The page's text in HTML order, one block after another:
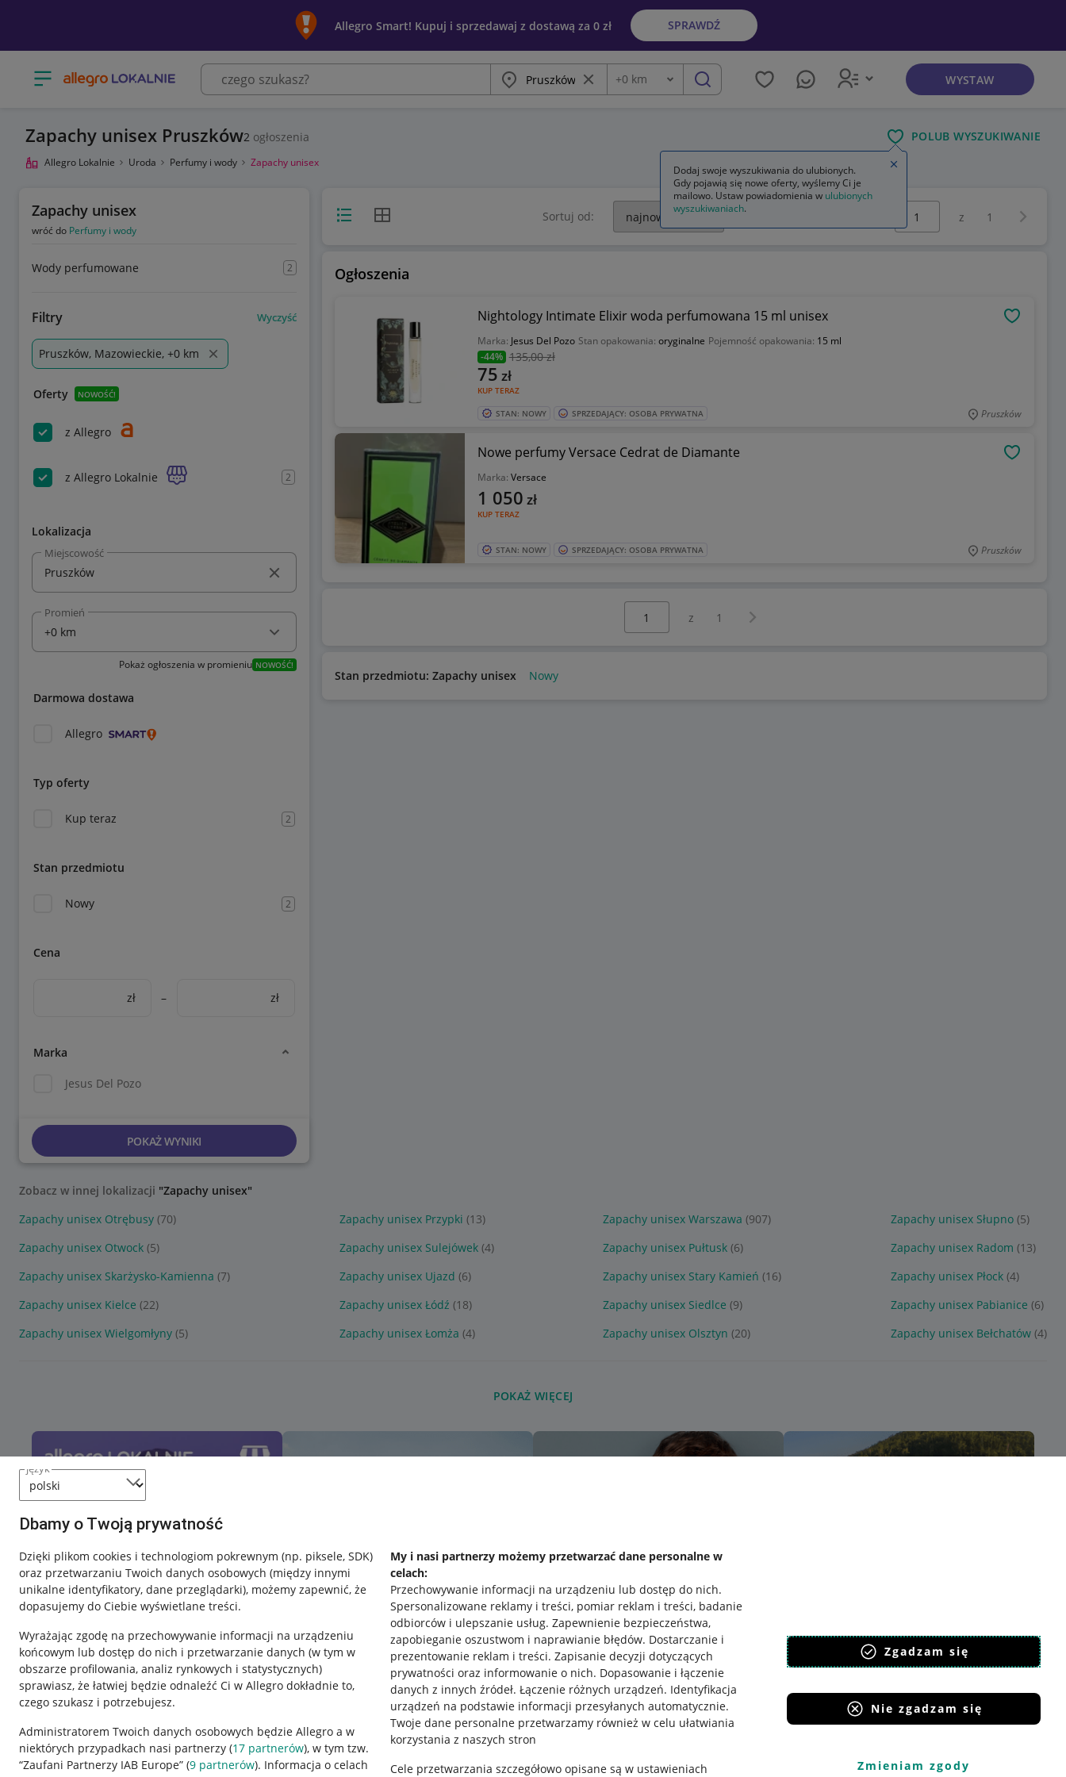
język
Dbamy o Twoją prywatność
Dzięki plikom cookies i technologiom pokrewnym (np. piksele, SDK)
oraz przetwarzaniu Twoich danych osobowych (między innymi
unikalne identyfikatory, dane przeglądarki), możemy zapewnić, że
dopasujemy do Ciebie wyświetlane treści.
Wyrażając zgodę na przechowywanie informacji na urządzeniu
końcowym lub dostęp do nich i przetwarzanie danych (w tym w
obszarze profilowania, analiz rynkowych i statystycznych)
sprawiasz, że łatwiej będzie odnaleźć Ci w Allegro dokładnie to,
czego szukasz i potrzebujesz.
Administratorem Twoich danych osobowych będzie Allegro a w
niektórych przypadkach nasi partnerzy (17 partnerów), w tym tzw.
“Zaufani Partnerzy IAB Europe” (9 partnerów). Informacja o celach
My i nasi partnerzy możemy przetwarzać dane personalne w
celach:
Przechowywanie informacji na urządzeniu lub dostęp do nich.
Spersonalizowane reklamy i treści, pomiar reklam i treści, badanie
odbiorców i ulepszanie usług. Zapewnienie bezpieczeństwa,
zapobieganie oszustwom i naprawianie błędów. Dostarczanie i
prezentowanie reklam i treści. Zapisanie decyzji dotyczących
prywatności oraz informowanie o nich. Dopasowanie i łączenie
danych z innych źródeł. Łączenie różnych urządzeń. Identyfikacja
urządzeń na podstawie informacji przesyłanych automatycznie.
Twoje dane personalne przetwarzamy również w celu ułatwiania
korzystania z naszych stron
Cele przetwarzania szczegółowo opisane są w ustawieniach
Zgadzam się
Nie zgadzam się
Zmieniam zgody
Allegro Smart! Kupuj i sprzedawaj z dostawą za 0 zł SPRAWDŹ
Otwórz menu z kategoriami Miasto Wyczyść frazę
Odległość
+0 km szukaj WYSTAW
Zapachy unisex Pruszków2 ogłoszenia POLUB WYSZUKIWANIE
Allegro Lokalnie Uroda Perfumy i wody Zapachy unisex
Zapachy unisex
wróć do Perfumy i wody
Wody perfumowane 2
Filtry Wyczyść
Pruszków, Mazowieckie, +0 km
Oferty NOWOŚĆ!
z Allegro
z Allegro Lokalnie 2
Lokalizacja
Miejscowość
Promień
Pokaż ogłoszenia w promieniu NOWOŚĆ!
Darmowa dostawa
Allegro
Typ oferty
Kup teraz 2
Stan przedmiotu
Nowy 2
Cena
zł – zł
Marka
Jesus Del Pozo
POKAŻ WYNIKI
Widok listyWidok siatki Sortuj od: z 1
Ogłoszenia
Nightology Intimate Elixir woda perfumowana 15 ml unisex
Marka: Jesus Del Pozo Stan opakowania: oryginalne Pojemność opakowania: 15 ml
-44% 135,00 zł
KUP TERAZ
75 zł
STAN: NOWY SPRZEDAJĄCY: OSOBA PRYWATNA Pruszków
Nowe perfumy Versace Cedrat de Diamante
Marka: Versace
KUP TERAZ
1 050 zł
STAN: NOWY SPRZEDAJĄCY: OSOBA PRYWATNA Pruszków
z 1 Następna strona
Stan przedmiotu: Zapachy unisex Nowy
Zobacz w innej lokalizacji "Zapachy unisex"
Zapachy unisex Otrębusy (70) Zapachy unisex Przypki (13) Zapachy unisex Warszawa (907) Zapachy unisex Słupno (5)
Zapachy unisex Otwock (5) Zapachy unisex Sulejówek (4) Zapachy unisex Pułtusk (6) Zapachy unisex Radom (13)
Zapachy unisex Skarżysko-Kamienna (7) Zapachy unisex Ujazd (6) Zapachy unisex Stary Kamień (16) Zapachy unisex Płock (4)
Zapachy unisex Kielce (22) Zapachy unisex Łódź (18) Zapachy unisex Siedlce (9) Zapachy unisex Pabianice (6)
Zapachy unisex Wielgomłyny (5) Zapachy unisex Łomża (4) Zapachy unisex Olsztyn (20) Zapachy unisex Bełchatów (4)
POKAŻ WIĘCEJ
Przydatne informacje
Jak to działa
Regulamin
Pobierz aplikację
Dodaj swoje wyszukiwania do ulubionych.
Gdy pojawią się nowe oferty, wyślemy Ci je
mailowo. Ustaw powiadomienia w ulubionych
wyszukiwaniach.
Zamknij wskazówkę